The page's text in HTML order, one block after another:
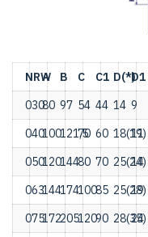
NRW
А В С С1 D(*)D1
03080 97 54 44 14 9
040100121,5
70 60 18(19)
11
05012014480 70 25(24)
14
06314417410085 25(28)
19
07517220512090 28(35)
24